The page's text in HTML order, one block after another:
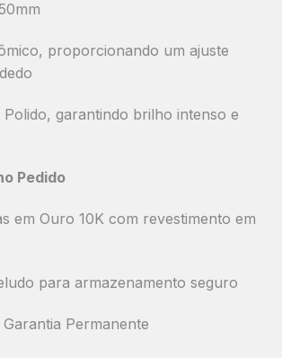
proporcionando um ajuste
Polido, garantindo brilho intenso e
Pedido
em Ouro 10K com revestimento em
para armazenamento seguro
Permanente